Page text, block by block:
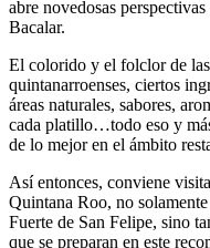
abre novedosas
Bacalar.
El colorido y el folclor de
quintanarroenses, ciertos
áreas naturales, sabores,
cada platillo…todo eso y
de lo mejor en el ámbito
Así entonces, conviene
Quintana Roo, no
Fuerte de San Felipe, sino
que se preparan en este